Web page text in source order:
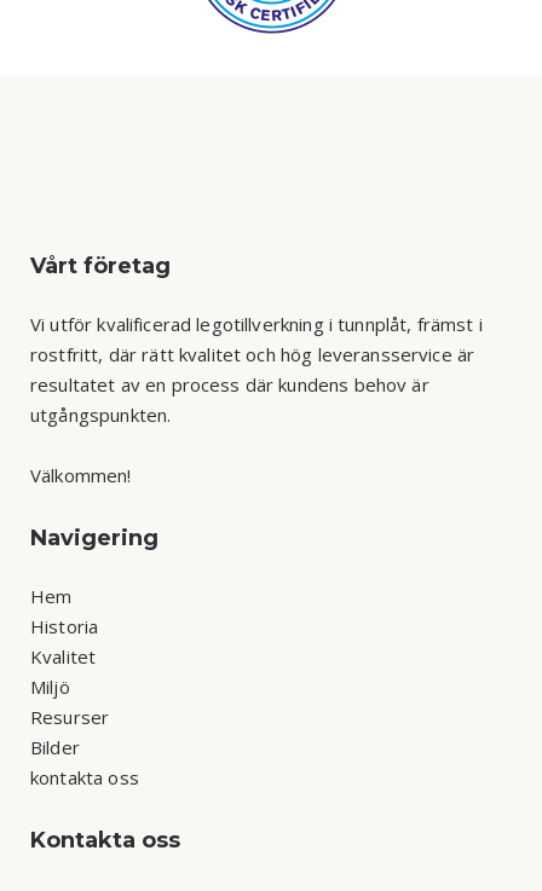
Vårt företag
Vi utför kvalificerad legotillverkning i tunnplåt, främst i
rostfritt, där rätt kvalitet och hög leveransservice är
resultatet av en process där kundens behov är
utgångspunkten.
Välkommen!
Navigering
Hem
Historia
Kvalitet
Miljö
Resurser
Bilder
kontakta oss
Kontakta oss